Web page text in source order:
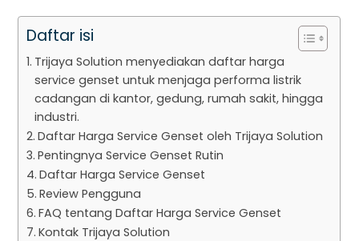
Daftar isi
Trijaya Solution menyediakan daftar harga
service genset untuk menjaga performa listrik
cadangan di kantor, gedung, rumah sakit, hingga
industri.
Daftar Harga Service Genset oleh Trijaya Solution
Pentingnya Service Genset Rutin
Daftar Harga Service Genset
Review Pengguna
FAQ tentang Daftar Harga Service Genset
Kontak Trijaya Solution